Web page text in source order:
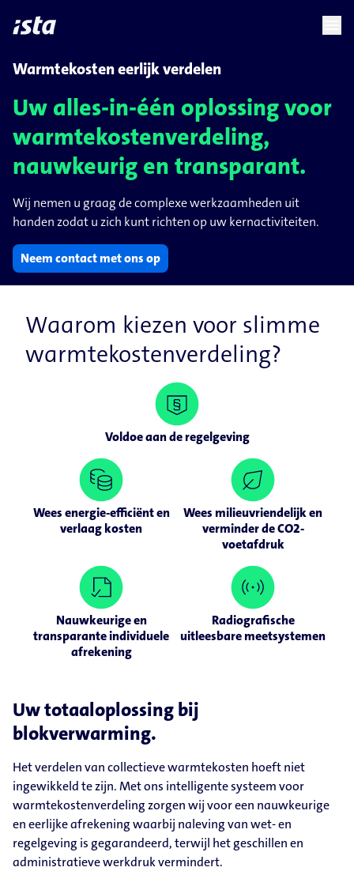
languagechevron_right
Warmtekosten eerlijk verdelen
Uw alles-in-één oplossing voor
warmtekostenverdeling,
nauwkeurig en transparant.
Wij nemen u graag de complexe werkzaamheden uit
handen zodat u zich kunt richten op uw kernactiviteiten.
Neem contact met ons op
Waarom kiezen voor slimme
warmtekostenverdeling?
Voldoe aan de regelgeving
Wees energie-efficiënt en
verlaag kosten
Wees milieuvriendelijk en
verminder de CO2-
voetafdruk
Nauwkeurige en
transparante individuele
afrekening
Radiografische
uitleesbare meetsystemen
Uw totaaloplossing bij
blokverwarming.
Het verdelen van collectieve warmtekosten hoeft niet
ingewikkeld te zijn. Met ons intelligente systeem voor
warmtekostenverdeling zorgen wij voor een nauwkeurige
en eerlijke afrekening waarbij naleving van wet- en
regelgeving is gegarandeerd, terwijl het geschillen en
administratieve werkdruk vermindert.